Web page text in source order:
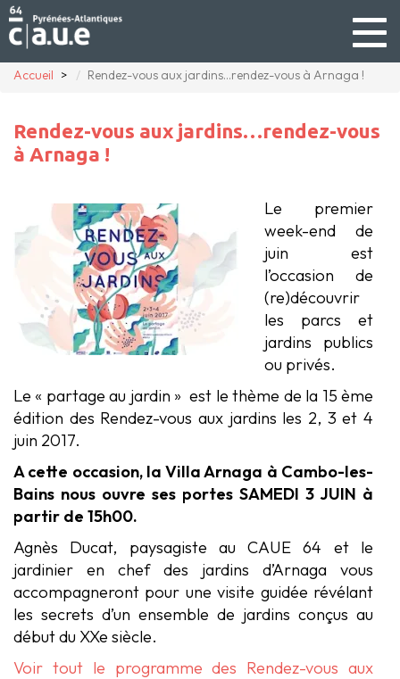
Accueil
Rendez-vous aux jardins…rendez-vous à Arnaga !
Rendez-vous aux jardins…rendez-vous
à Arnaga !
Le premier
week-end de
juin est
l’occasion de
(re)découvrir
les parcs et
jardins publics
ou privés.
Le « partage au jardin » est le thème de la 15 ème
édition des Rendez-vous aux jardins les 2, 3 et 4
juin 2017.
A cette occasion, la Villa Arnaga à Cambo-les-
Bains nous ouvre ses portes SAMEDI 3 JUIN à
partir de 15h00.
Agnès Ducat, paysagiste au CAUE 64 et le
jardinier en chef des jardins d’Arnaga vous
accompagneront pour une visite guidée révélant
les secrets d’un ensemble de jardins conçus au
début du XXe siècle.
Voir tout le programme des Rendez-vous aux